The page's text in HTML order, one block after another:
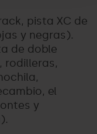
pista XC de
y negras).
de doble
rodilleras,
el
y